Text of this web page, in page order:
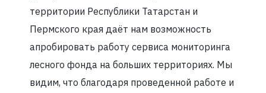
территории Республики Татарстан и
Пермского края даёт нам возможность
апробировать работу сервиса мониторинга
лесного фонда на больших территориях. Мы
видим, что благодаря проведенной работе и